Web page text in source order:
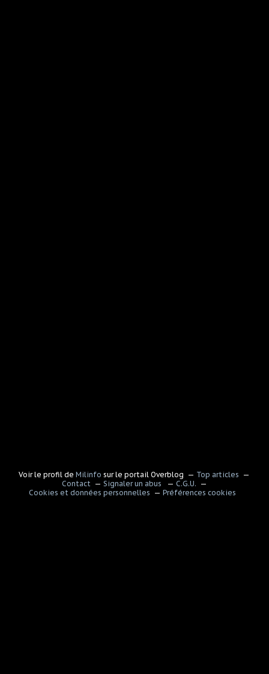
Voir le profil deMilinfo sur le portail Overblog
Top articles
Contact
Signaler un abus
C.G.U.
Cookies et données personnelles
Préférences cookies